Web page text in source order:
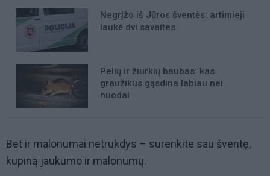
Negrįžo iš Jūros šventės: artimieji
laukė dvi savaites
Pelių ir žiurkių baubas: kas
graužikus gąsdina labiau nei
nuodai
Bet ir malonumai netrukdys – surenkite sau šventę,
kupiną jaukumo ir malonumų.